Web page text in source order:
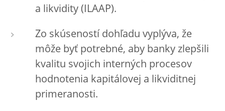
a likvidity (ILAAP).
Zo skúseností dohľadu vyplýva, že
môže byť potrebné, aby banky zlepšili
kvalitu svojich interných procesov
hodnotenia kapitálovej a likviditnej
primeranosti.